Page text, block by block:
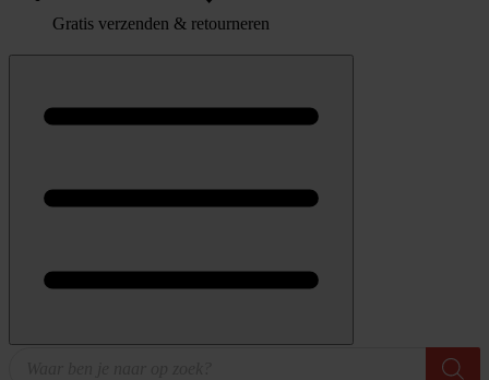
Gratis verzenden & retourneren